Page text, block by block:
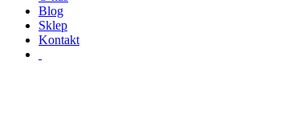
Blog
Sklep
Kontakt